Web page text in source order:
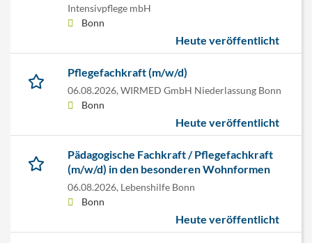
Intensivpflege mbH
Bonn
Heute veröffentlicht
Pflegefachkraft (m/w/d)
06.08.2026, WIRMED GmbH Niederlassung Bonn
Bonn
Heute veröffentlicht
Pädagogische Fachkraft / Pflegefachkraft
(m/w/d) in den besonderen Wohnformen
06.08.2026, Lebenshilfe Bonn
Bonn
Heute veröffentlicht